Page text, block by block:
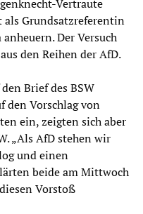
Vertraute
Grundsatzreferentin
Der Versuch
den Reihen der AfD.
Brief des BSW
den Vorschlag von
ein, zeigten sich aber
„Als AfD stehen wir
und einen
beide am Mittwoch
Vorstoß